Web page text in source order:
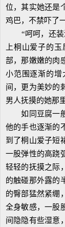
位，其实她还是
鸡巴，不禁吓了
“呵呵，还装
上桐山爱子的
部，那嫩嫩的肉
小范围逐渐的增
间，更为美妙的
男人抚摸的她那
如同豆腐一般
他的手也逐渐的
到了桐山爱子短
一股弹性的高跷
轻轻的抚摸之际
的触碰那外露的
的臀部猛然紧绷
全身敏感，一股
间隐隐有些湿意